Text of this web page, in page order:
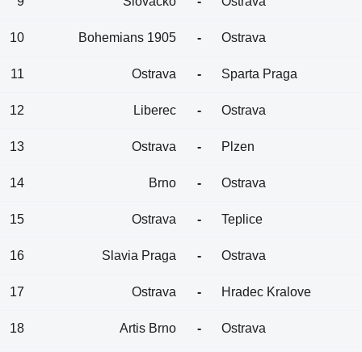
10 Bohemians 1905 - Ostrava
11 Ostrava - Sparta Praga
12 Liberec - Ostrava
13 Ostrava - Plzen
14 Brno - Ostrava
15 Ostrava - Teplice
16 Slavia Praga - Ostrava
17 Ostrava - Hradec Kralove
18 Artis Brno - Ostrava